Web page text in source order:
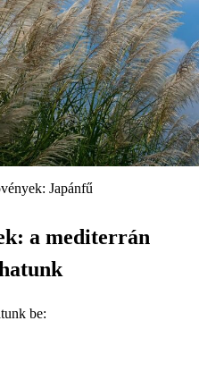
Japánfű
a mediterrán
be: